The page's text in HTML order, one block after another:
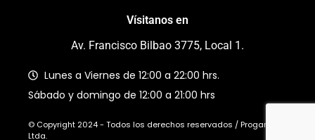
Vísitanos en
Av. Francisco Bilbao 3775, Local 1.
Lunes a Viernes de 12:00 a 22:00 hrs.
Sábado y domingo de 12:00 a 21:00 hrs
© Copyright 2024 - Todos los derechos reservados / Progaming
Ltda.